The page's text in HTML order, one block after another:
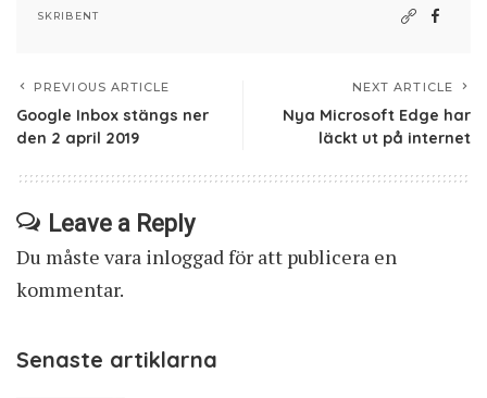
SKRIBENT
PREVIOUS ARTICLE
Google Inbox stängs ner
den 2 april 2019
NEXT ARTICLE
Nya Microsoft Edge har
läckt ut på internet
Leave a Reply
Du måste vara inloggadför att publicera en
kommentar.
Senaste artiklarna